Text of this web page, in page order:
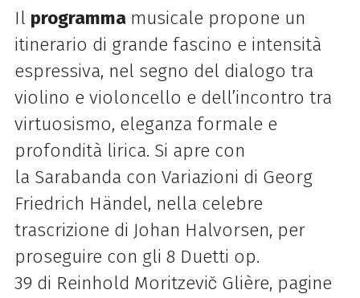
Il programma musicale propone un
itinerario di grande fascino e intensità
espressiva, nel segno del dialogo tra
violino e violoncello e dell’incontro tra
virtuosismo, eleganza formale e
profondità lirica. Si apre con
la Sarabanda con Variazioni di Georg
Friedrich Händel, nella celebre
trascrizione di Johan Halvorsen, per
proseguire con gli 8 Duetti op.
39 di Reinhold Moritzevič Glière, pagine